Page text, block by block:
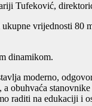
Tufeković,
vrijednosti 80
dinamikom.
moderno,
obuhvaća
raditi na edukaciji i